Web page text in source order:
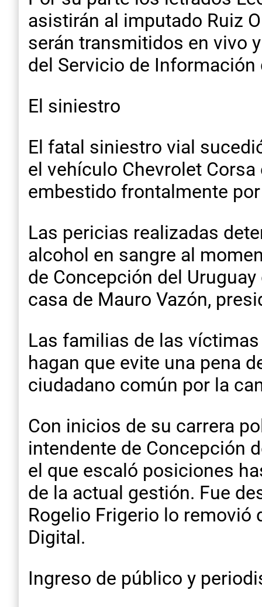
asistirán al imputado Ruiz
serán transmitidos en vivo
del Servicio de
El siniestro
El fatal siniestro vial
el vehículo Chevrolet
embestido frontalmente
Las pericias realizadas
alcohol en sangre al
de Concepción del
casa de Mauro Vazón,
Las familias de las
hagan que evite una pena
ciudadano común por la
Con inicios de su carrera
intendente de Concepción
el que escaló posiciones
de la actual gestión. Fue
Rogelio Frigerio lo
Digital.
Ingreso de público y